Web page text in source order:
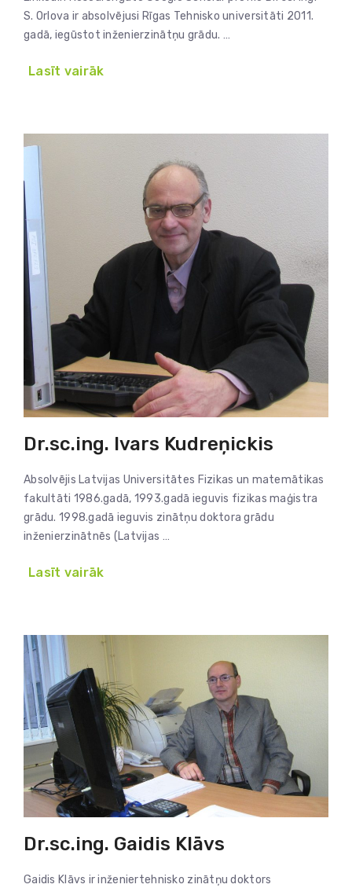
S. Orlova ir absolvējusi Rīgas Tehnisko universitāti 2011.
gadā, iegūstot inženierzinātņu grādu. …
Lasīt vairāk
Dr.sc.ing. Ivars Kudreņickis
Absolvējis Latvijas Universitātes Fizikas un matemātikas
fakultāti 1986.gadā, 1993.gadā ieguvis fizikas maģistra
grādu. 1998.gadā ieguvis zinātņu doktora grādu
inženierzinātnēs (Latvijas …
Lasīt vairāk
Dr.sc.ing. Gaidis Klāvs
Gaidis Klāvs ir inženiertehnisko zinātņu doktors